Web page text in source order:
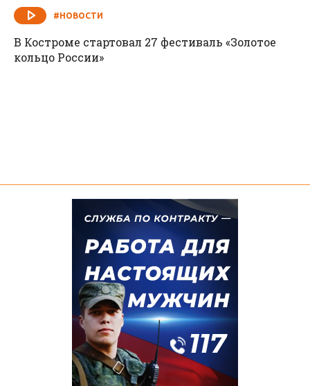
#НОВОСТИ
В Костроме стартовал 27 фестиваль «Золотое
кольцо России»